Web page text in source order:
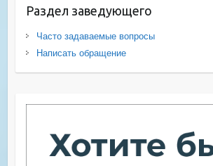
Раздел заведующего
Часто задаваемые вопросы
Написать обращение